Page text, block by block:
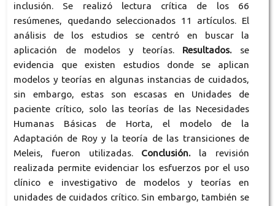
inclusión. Se realizó lectura crítica de los 66
resúmenes, quedando seleccionados 11 artículos. El
análisis de los estudios se centró en buscar la
aplicación de modelos y teorías. Resultados. se
evidencia que existen estudios donde se aplican
modelos y teorías en algunas instancias de cuidados,
sin embargo, estas son escasas en Unidades de
paciente crítico, solo las teorías de las Necesidades
Humanas Básicas de Horta, el modelo de la
Adaptación de Roy y la teoría de las transiciones de
Meleis, fueron utilizadas. Conclusión. la revisión
realizada permite evidenciar los esfuerzos por el uso
clínico e investigativo de modelos y teorías en
unidades de cuidados crítico. Sin embargo, también se